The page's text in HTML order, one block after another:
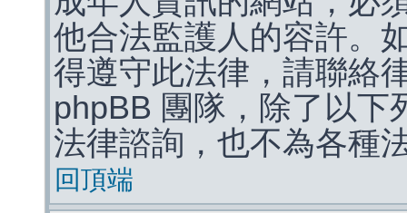
他合法監護人的容許。
得遵守此法律，請聯絡
phpBB 團隊，除了以下
法律諮詢，也不為各種
回頂端